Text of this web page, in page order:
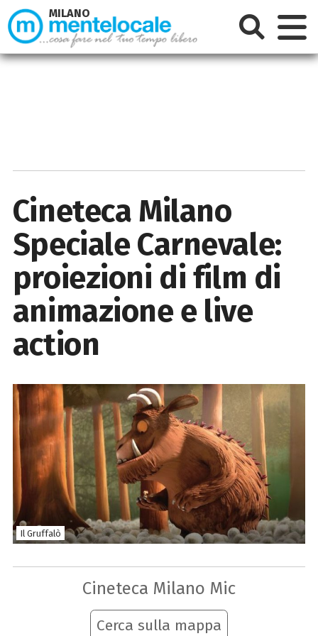
Cineteca Milano
Speciale Carnevale:
proiezioni di film di
animazione e live
action
Il Gruffalò
Cineteca Milano Mic
Cerca sulla mappa
MILANO